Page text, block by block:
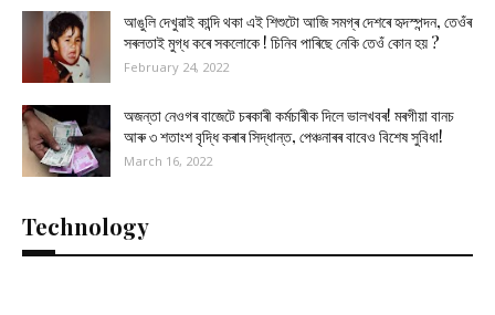
আঙুলি দেখুৱাই কান্দি থকা এই শিশুটো আজি সমগ্ৰ দেশৰে হৃদস্পন্দন, তেওঁৰ
সৰলতাই মুগ্ধ কৰে সকলোকে ! চিনিব পাৰিছে নেকি তেওঁ কোন হয় ?
February 24, 2022
অজন্তা নেওগৰ বাজেটে চৰকাৰী কৰ্মচাৰীক দিলে ভালখবৰ! মৰগীয়া বানচ
আৰু ৩ শতাংশ বৃদ্ধি কৰাৰ সিদ্ধান্ত, পেঞ্চনাৰৰ বাবেও বিশেষ সুবিধা!
March 16, 2022
Technology